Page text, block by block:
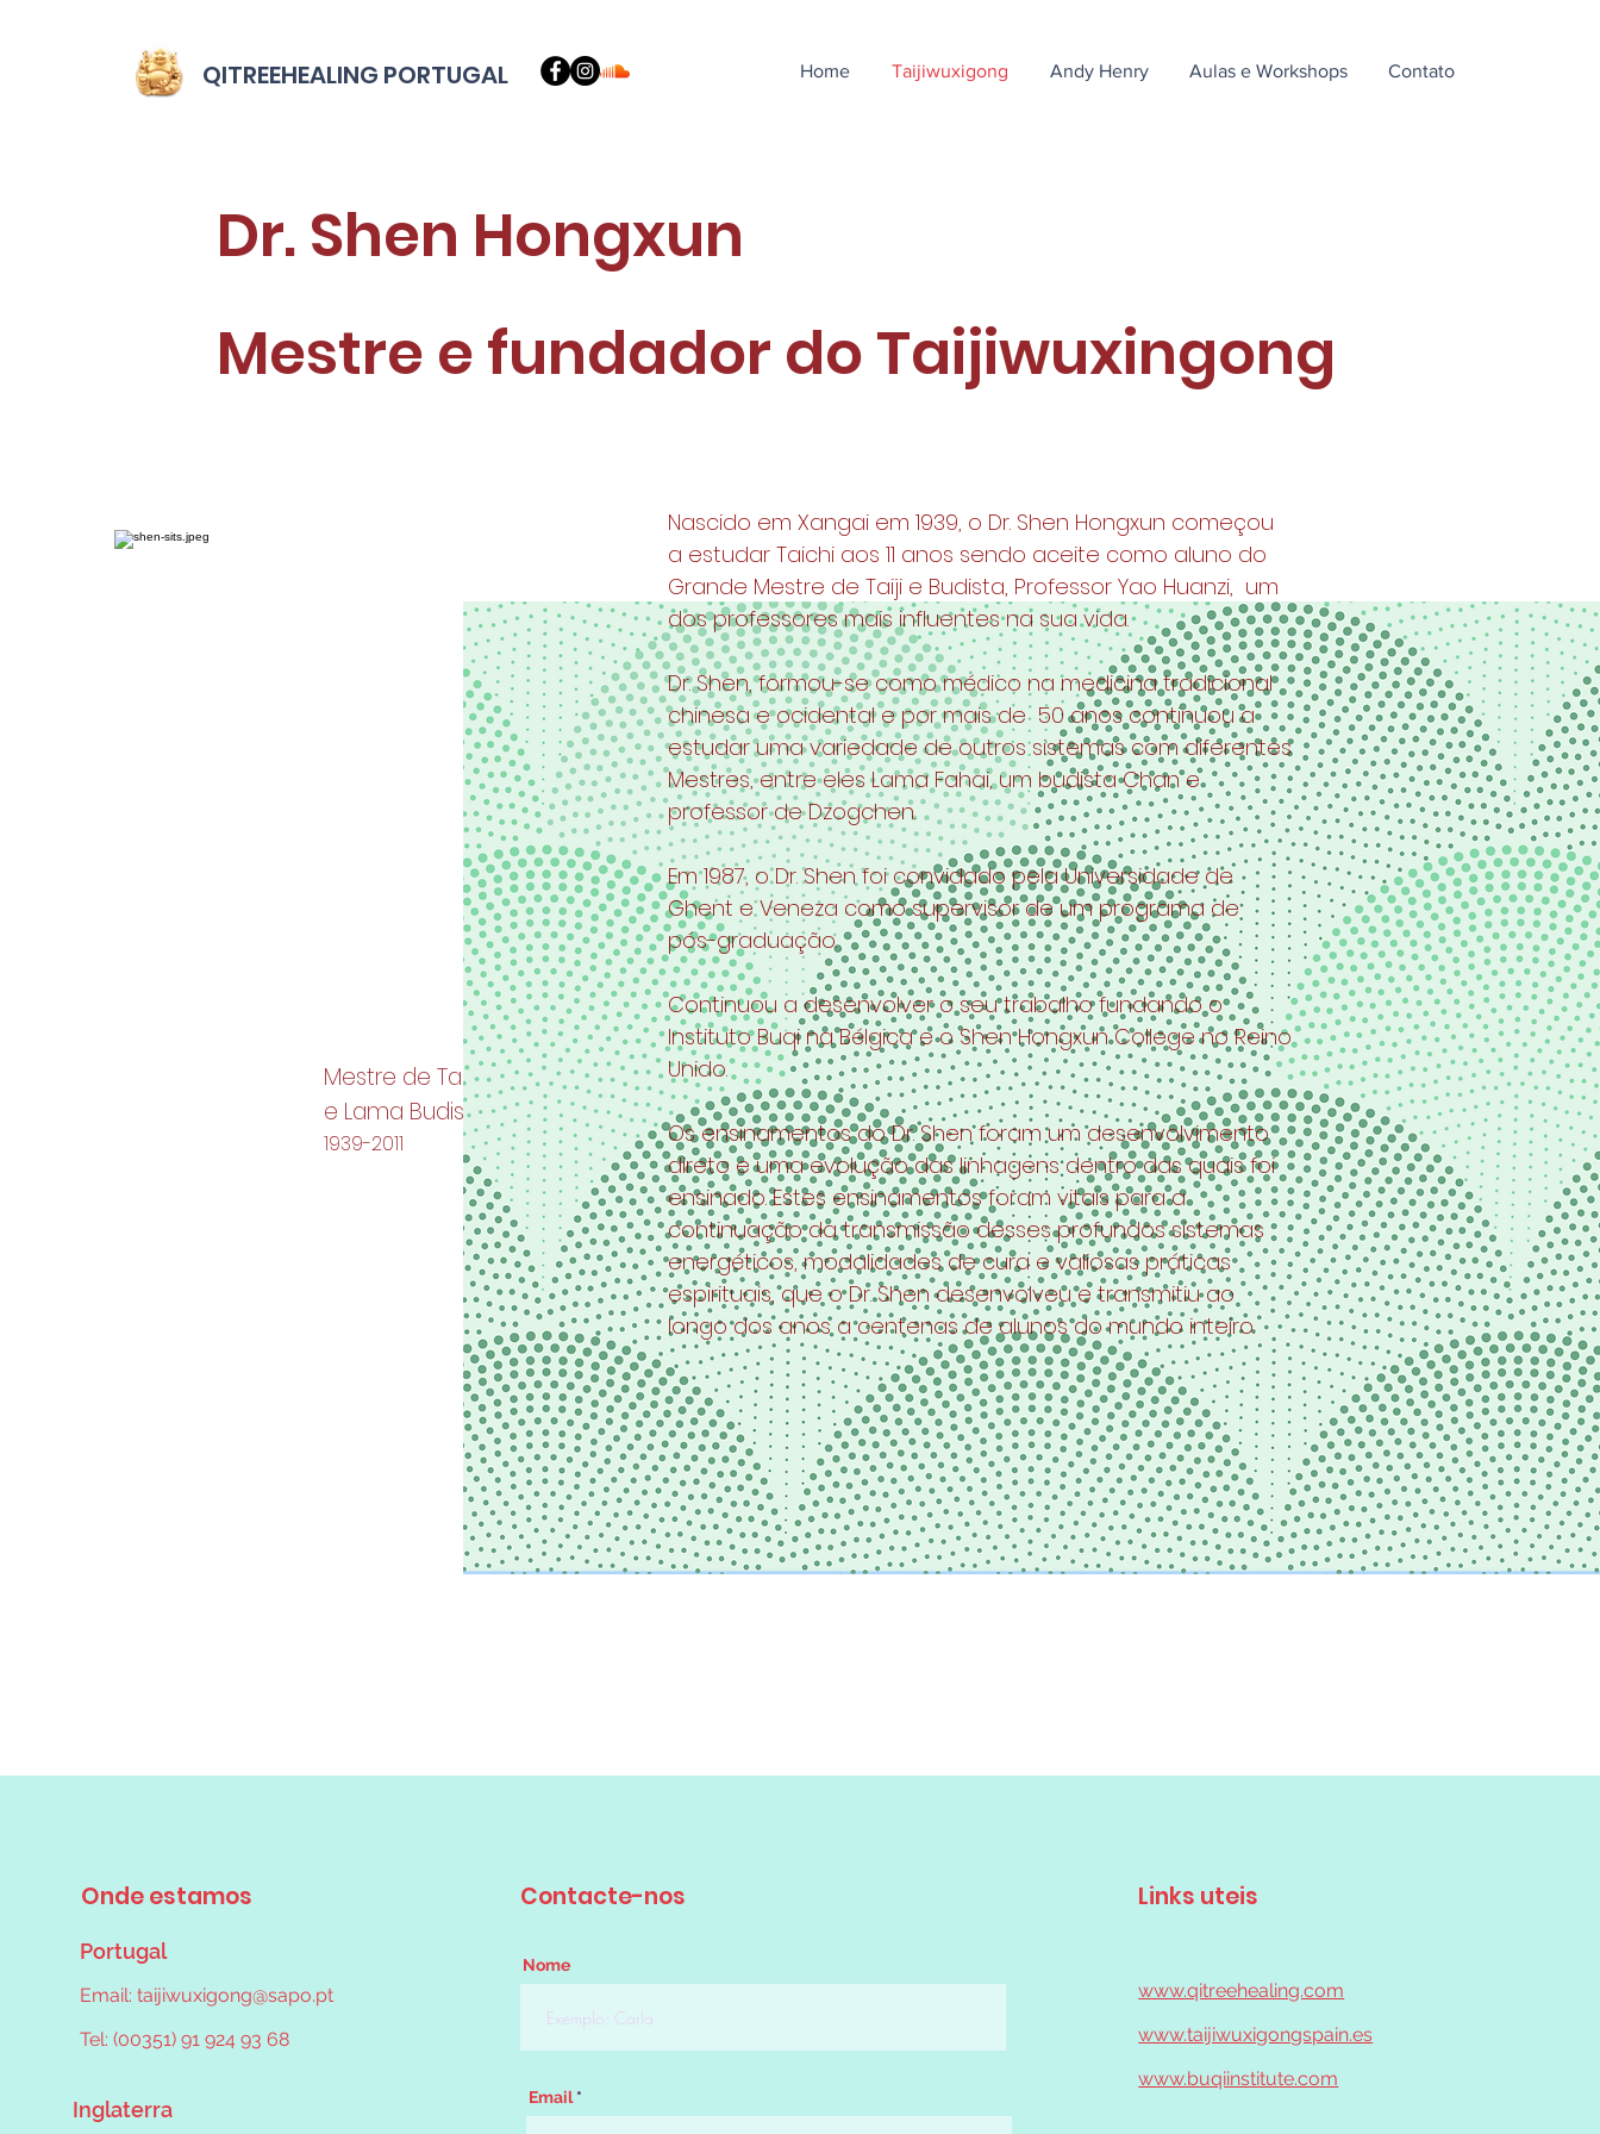
QITREEHEALING PORTUGAL Home Taijiwuxigong Andy Henry Aulas e Workshops Contato
Dr. Shen Hongxun
Mestre e fundador do Taijiwuxingong
Mestre de Taiji
e Lama Budista
1939-2011
Nascido em Xangai em 1939, o Dr. Shen Hongxun começou
a estudar Taichi aos 11 anos sendo aceite como aluno do
Grande Mestre de Taiji e Budista, Professor Yao Huanzi, um
dos professores mais influentes na sua vida.
Dr. Shen, formou-se como médico na medicina tradicional
chinesa e ocidental epor mais de 50 anos continuou a
estudar uma variedade de outros sistemas com diferentes
Mestres, entre eles Lama Fahai, um budista Chan e
professor de Dzogchen.
Em 1987, o Dr. Shen foi convidado pela Universidade de
Ghent e Veneza como supervisor de um programa de
pós-graduação.
Continuou a desenvolver o seu trabalho fundando o
Instituto Buqi na Bélgica e o Shen Hongxun College no Reino
Unido.
Os ensinamentos do Dr. Shen foram um desenvolvimento
direto e uma evolução das linhagens dentro das quais foi
ensinado. Estes ensinamentos foram vitais para a
continuação da transmissão desses profundos sistemas
energéticos, modalidades de cura e valiosas práticas
espirituais, que o Dr. Shen desenvolveu e transmitiu ao
longo dos anos a centenas de alunos do mundo inteiro.
Onde estamos
Portugal
Email: taijiwuxigong@sapo.pt
Tel: (00351) 91 924 93 68
Inglaterra
Contacte-nos
Nome
Email
Links uteis
www.qitreehealing.com
www.taijiwuxigongspain.es
www.buqiinstitute.com